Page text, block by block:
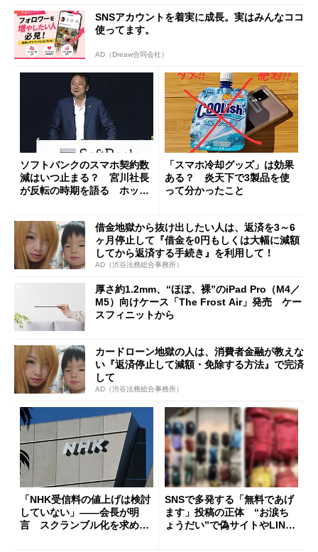
SNSアカウントを着実に成長。実はみんなココ
使ってます。
AD（Dreaw合同会社）
ソフトバンクのスマホ契約数
減はいつ止まる？ 宮川社長
が反転の時期を語る ホッピ
「スマホ冷却グッズ」は効果
ある？ 炎天下で3製品を使
って分かったこと
借金地獄から抜け出したい人は、返済を3～6
ヶ月停止して『借金を0円もしくは大幅に減額
してから返済する手続き』を利用して！
AD（渋谷法務総合事務所）
厚さ約1.2mm、“ほぼ、裸”のiPad Pro（M4／
M5）向けケース「The Frost Air」発売 ケー
スフィニットから
カードローン地獄の人は、消費者金融が教えな
い『返済停止して減額・免除する方法』で完済
して
AD（渋谷法務総合事務所）
「NHK受信料の値上げは検討
していない」――会長が明
言 スクランブル化を求める
SNSで多発する「無料であげ
ます」投稿の正体 “お涙ち
ょうだい”で偽サイトやLINE